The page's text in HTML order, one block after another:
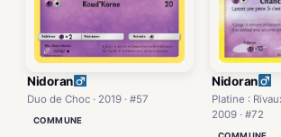
Nidoran
Duo de Choc · 2019 · #57
COMMUNE
Nidoran
Platine :
2009 · #72